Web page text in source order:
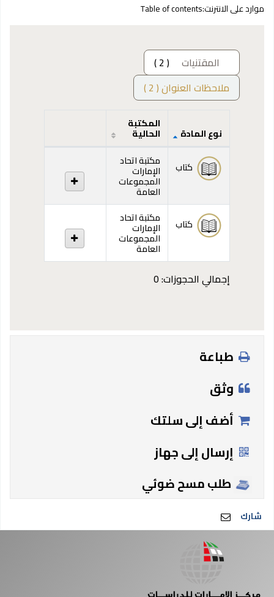
موارد على الانترنت:Table of contents
المقتنيات
( 2 )
ملاحظات العنوان ( 2 )
المقتنيات
نوع المادة
المكتبة
الحالية
كتاب مكتبة اتحاد
الإمارات
المجموعات
العامة
كتاب
مكتبة اتحاد
الإمارات
المجموعات
العامة
إجمالي الحجوزات: 0
طباعة
وثق
أضف إلى سلتك
إرسال إلى جهاز
طلب مسح ضوئي
شارك